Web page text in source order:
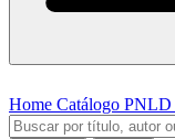
Home Catálogo PNLD